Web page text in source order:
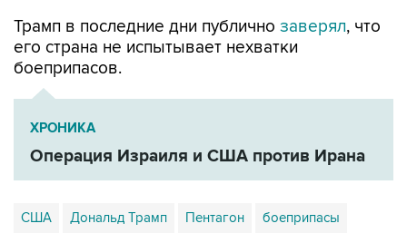
Трамп в последние дни публично заверял, что
его страна не испытывает нехватки
боеприпасов.
ХРОНИКА
Операция Израиля и США против Ирана
США Дональд Трамп Пентагон боеприпасы